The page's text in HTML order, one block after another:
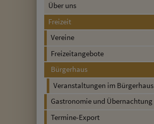
Über uns
Freizeit
Vereine
Freizeitangebote
Bürgerhaus
Veranstaltungen im Bürgerhaus
Gastronomie und Übernachtung
Termine-Export